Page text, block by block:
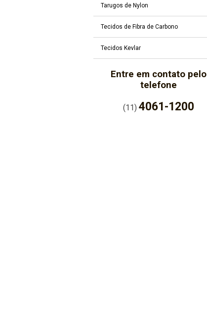
Tarugos de Nylon
Tecidos de Fibra de Carbono
Tecidos Kevlar
Entre em contato pelo
telefone
(11)4061-1200